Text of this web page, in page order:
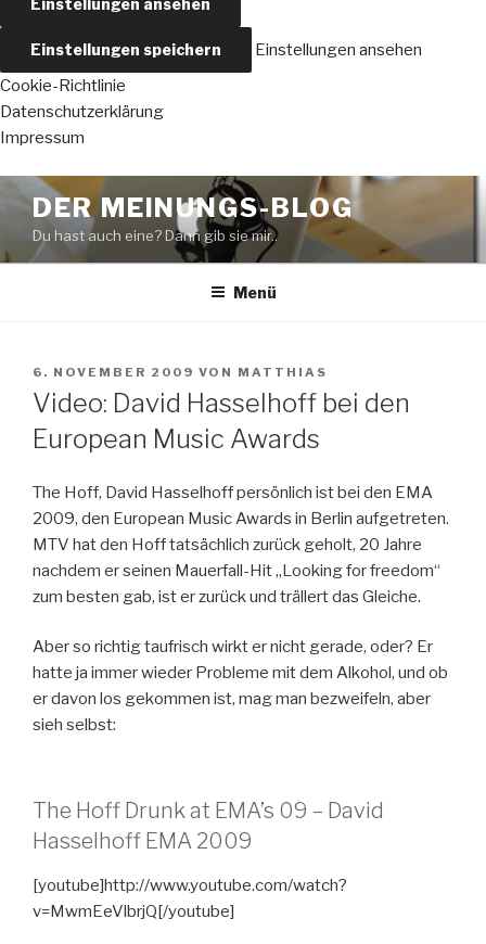
Einstellungen ansehen
Einstellungen speichern
Einstellungen ansehen
Cookie-Richtlinie
Datenschutzerklärung
Impressum
Zum
Inhalt
springen
DER MEINUNGS-BLOG
Du hast auch eine? Dann gib sie mir..
Menü
VERÖFFENTLICHT
AM
6. NOVEMBER 2009 VON MATTHIAS
Video: David Hasselhoff bei den
European Music Awards
The Hoff, David Hasselhoff persönlich ist bei den EMA
2009, den European Music Awards in Berlin aufgetreten.
MTV hat den Hoff tatsächlich zurück geholt, 20 Jahre
nachdem er seinen Mauerfall-Hit „Looking for freedom“
zum besten gab, ist er zurück und trällert das Gleiche.
Aber so richtig taufrisch wirkt er nicht gerade, oder? Er
hatte ja immer wieder Probleme mit dem Alkohol, und ob
er davon los gekommen ist, mag man bezweifeln, aber
sieh selbst:
The Hoff Drunk at EMA’s 09 – David
Hasselhoff EMA 2009
[youtube]http://www.youtube.com/watch?
v=MwmEeVlbrjQ[/youtube]